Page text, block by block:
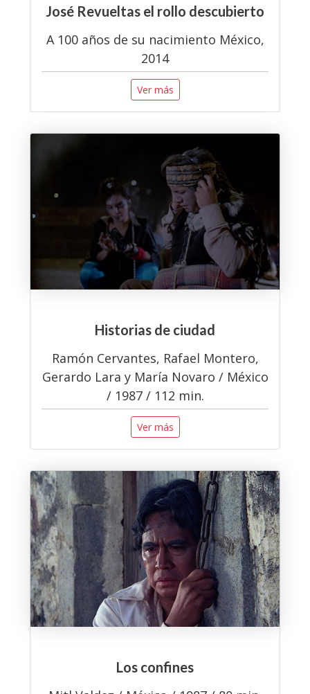
José Revueltas el rollo descubierto
A 100 años de su nacimiento México,
2014
Ver más
Historias de ciudad
Ramón Cervantes, Rafael Montero,
Gerardo Lara y María Novaro / México
/ 1987 / 112 min.
Ver más
Los confines